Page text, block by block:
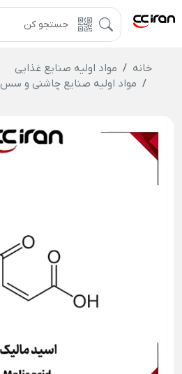
خانه
مواد اولیه صنایع غذایی
مواد اولیه صنایع چاشنی و سس